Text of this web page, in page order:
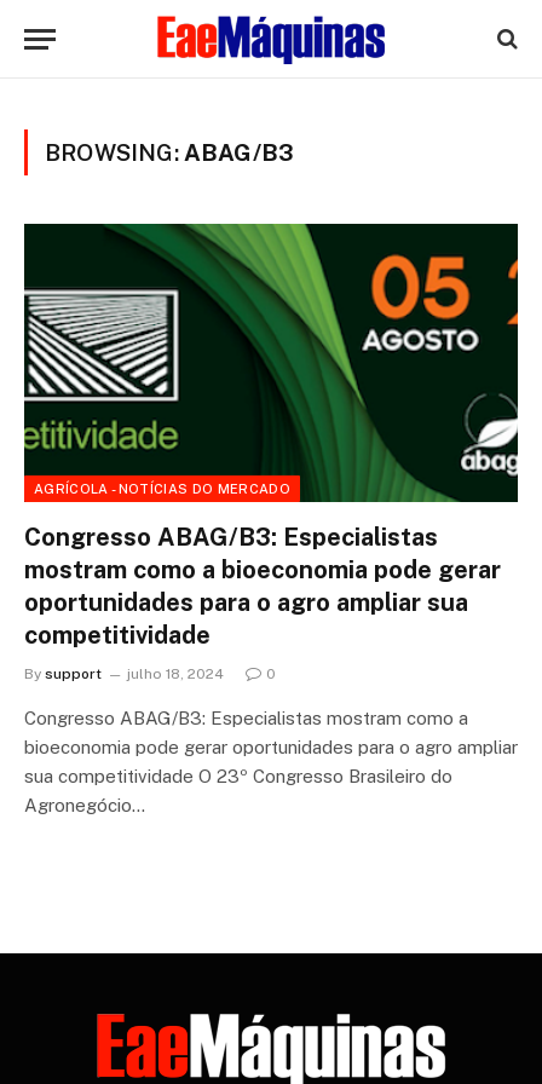
BROWSING: ABAG/B3
AGRÍCOLA - NOTÍCIAS DO MERCADO
Congresso ABAG/B3: Especialistas
mostram como a bioeconomia pode gerar
oportunidades para o agro ampliar sua
competitividade
By support julho 18, 2024 0
Congresso ABAG/B3: Especialistas mostram como a
bioeconomia pode gerar oportunidades para o agro ampliar
sua competitividade O 23º Congresso Brasileiro do
Agronegócio…